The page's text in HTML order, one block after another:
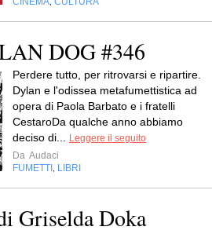
DOG #346
Perdere tutto, per ritrovarsi e ripartire.
Dylan e l'odissea metafumettistica ad
opera di Paola Barbato e i fratelli
CestaroDa qualche anno abbiamo
deciso di...
Leggere il seguito
Da Audaci
FUMETTI
LIBRI
Griselda Doka